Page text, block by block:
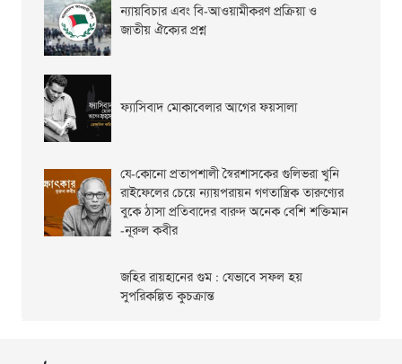
ন্যায়বিচার এবং বি-আওয়ামীকরণ প্রক্রিয়া ও
জাতীয় ঐক্যের প্রশ্ন
ফ্যাসিবাদ মোকাবেলার আগের ফয়সালা
যে-কোনো প্রতাপশালী স্বৈরশাসকের গুলিভরা খুনি
রাইফেলের চেয়ে ন্যায়পরায়ন গণতান্ত্রিক তারুণ্যের
বুকে ঠাসা প্রতিবাদের বারুদ অনেক বেশি শক্তিমান
-নূরুল কবীর
জহির রায়হানের গুম : যেভাবে সফল হয়
সুপরিকল্পিত কুচক্রান্ত